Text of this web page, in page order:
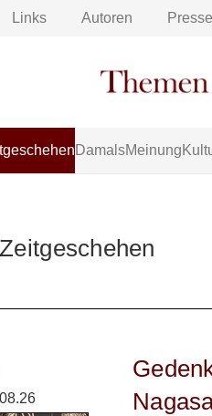
Links Autoren
DamalsMeinung